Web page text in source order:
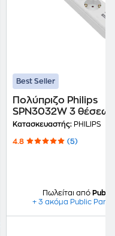
Best Seller
Πολύπριζο Philips
SPN3032W 3
Usb1.5m - Λευκό
Κατασκευαστής: PHILIPS
4.8 (5)
Πωλείται από Public
+ 3 ακόμα Public